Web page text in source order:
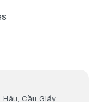
Hậu, Cầu Giấy